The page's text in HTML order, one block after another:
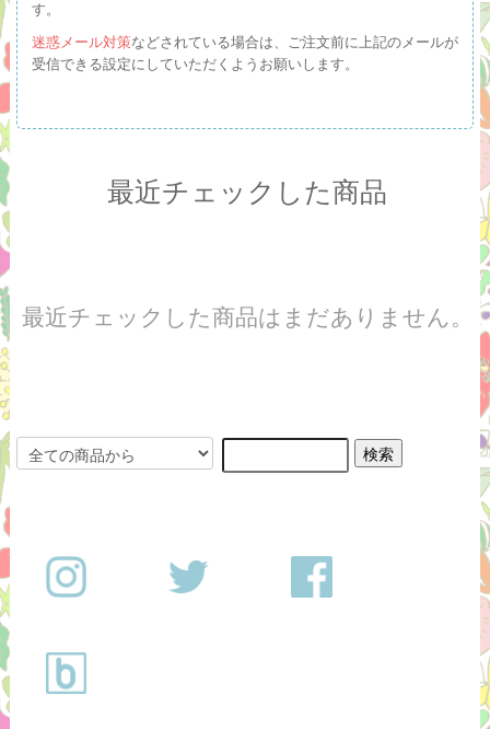
す。
迷惑メール対策などされている場合は、ご注文前に上記のメールが
受信できる設定にしていただくようお願いします。
最近チェックした商品
最近チェックした商品はまだありません。